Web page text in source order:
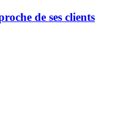
de ses clients